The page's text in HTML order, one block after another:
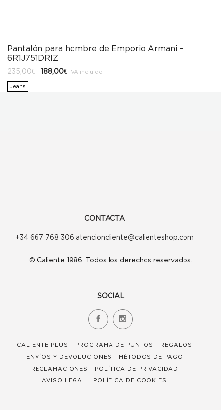
Pantalón para hombre de Emporio Armani –
6R1J751DRIZ
235,00€
El
precio
188,00€ElIVA incluido
Jeans
CONTACTA
+34 667 768 306 atencioncliente@calienteshop.com
© Caliente 1986. Todos los derechos reservados.
SOCIAL
CALIENTE PLUS – PROGRAMA DE PUNTOS
REGALOS
ENVÍOS Y DEVOLUCIONES
MÉTODOS DE PAGO
RECLAMACIONES
POLÍTICA DE PRIVACIDAD
AVISO LEGAL
POLÍTICA DE COOKIES